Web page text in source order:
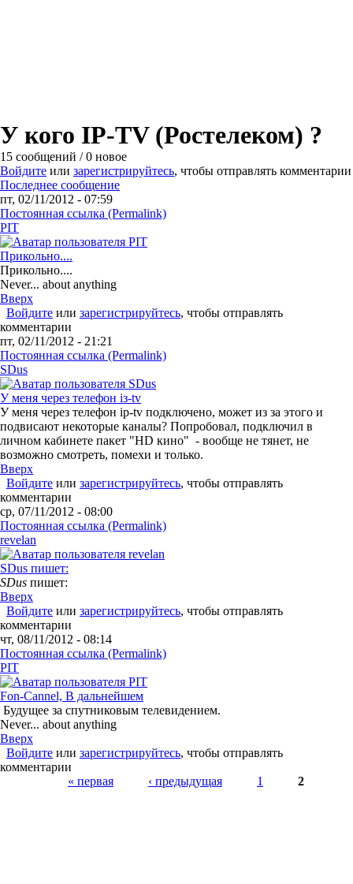
У кого IP-TV (Ростелеком) ?
15 сообщений / 0 новое
Войдите или зарегистрируйтесь, чтобы отправлять комментарии
Последнее сообщение
пт, 02/11/2012 - 07:59
Постоянная ссылка (Permalink)
PIT
Прикольно....
Прикольно....
Never... about anything
Вверх
Войдите или зарегистрируйтесь, чтобы отправлять
комментарии
пт, 02/11/2012 - 21:21
Постоянная ссылка (Permalink)
SDus
У меня через телефон iз-tv
У меня через телефон ip-tv подключено, может из за этого и
подвисают некоторые каналы? Попробовал, подключил в
личном кабинете пакет "HD кино" - вообще не тянет, не
возможно смотреть, помехи и только.
Вверх
Войдите или зарегистрируйтесь, чтобы отправлять
комментарии
ср, 07/11/2012 - 08:00
Постоянная ссылка (Permalink)
revelan
SDus пишет:
SDus пишет:
Вверх
Войдите или зарегистрируйтесь, чтобы отправлять
комментарии
чт, 08/11/2012 - 08:14
Постоянная ссылка (Permalink)
PIT
Fon-Cannel, В дальнейшем
Будущее за спутниковым телевидением.
Never... about anything
Вверх
Войдите или зарегистрируйтесь, чтобы отправлять
комментарии
Страницы« первая ‹ предыдущая 1 2